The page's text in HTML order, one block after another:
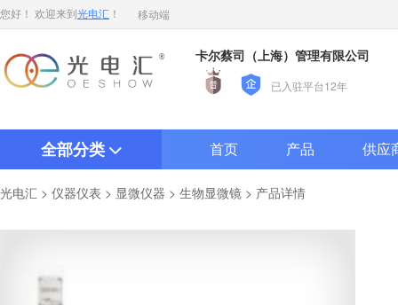
您好！ 欢迎来到 光电汇 ！ 移动端
卡尔蔡司（上海）管理有限公司
已入驻平台12年
全部分类 首页 产品 供应
光电汇 > 仪器仪表 > 显微仪器 > 生物显微镜 > 产品详情